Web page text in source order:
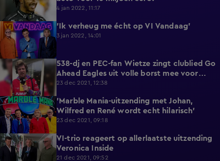
4 jan 2022, 11:17
0:58 'Ik verheug me écht op VI Vandaag'
3 jan 2022, 14:01
5:19
538-dj en PEC-fan Wietze zingt clublied Go
Ahead Eagles uit volle borst mee voor
goede doel
23 dec 2021, 12:38
1:18
'Marble Mania-uitzending met Johan,
Wilfred en René wordt echt hilarisch'
23 dec 2021, 09:18
1:46
VI-trio reageert op allerlaatste uitzending
Veronica Inside
21 dec 2021, 09:52